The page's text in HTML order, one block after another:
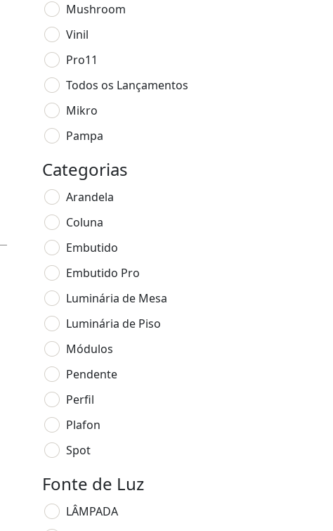
Mushroom
Vinil
Pro11
Todos os Lançamentos
Mikro
Pampa
Categorias
Arandela
Coluna
Embutido
Embutido Pro
Luminária de Mesa
Luminária de Piso
Módulos
Pendente
Perfil
Plafon
Spot
Fonte de Luz
LÂMPADA